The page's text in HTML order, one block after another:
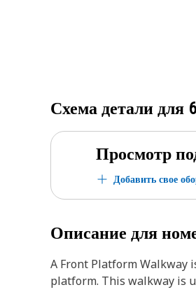
Схема детали для
Просмотр
Добавить свое
Описание для
A Front Platform Walkway
platform. This walkway is